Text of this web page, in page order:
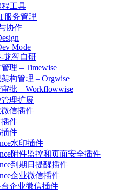
程工具
服务管理
协作
Mode
-龙智自研
理 – Timewise
构管理 – Orgwise
批 – Workflowwise
理扩展
微信插件
插件
插件
水印插件
附件监控和页面安全插件
到期日提醒插件
企业微信插件
台企业微信插件